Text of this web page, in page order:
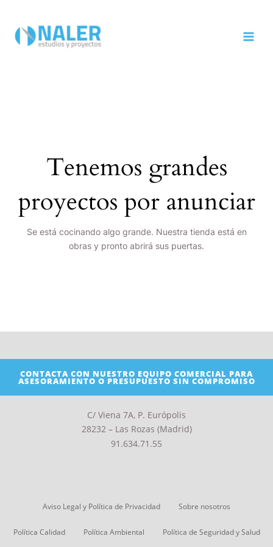
contenido
Tenemos grandes
proyectos por anunciar
Se está cocinando algo grande. Nuestra tienda está en
obras y pronto abrirá sus puertas.
CONTACTA CON NUESTRO EQUIPO COMERCIAL PARA
ASESORAMIENTO O PRESUPUESTO SIN COMPROMISO
C/ Viena 7A, P. Európolis
28232 – Las Rozas (Madrid)
91.634.71.55
Aviso Legal y Política de Privacidad Sobre nosotros
Política Calidad Política Ambiental Política de Seguridad y Salud